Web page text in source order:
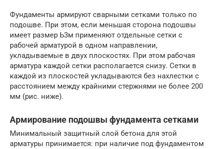
Фундаменты армируют сварными сетками только по
подошве. При этом, если меньшая сторона подошвы
имеет размер Ь3м применяют отдельные сетки с
рабочей арматурой в одном направлении,
укладываемые в двух плоскостях. При этом рабочая
арматура каждой сетки располагается снизу. Сетки в
каждой из плоскостей укладываются без нахлестки с
рас­стоянием между крайними стержнями не более 200
мм (рис. ниже).
Армирование подошвы фундамента сетками
Минимальный защитный слой бетона для этой
арматуры принимается: при наличие под фундаментом